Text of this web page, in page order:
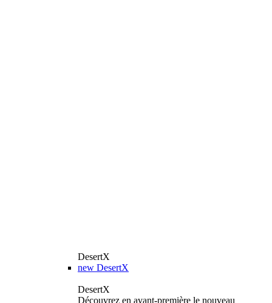
DesertX
new DesertX
DesertX
Découvrez en avant-première le nouveau